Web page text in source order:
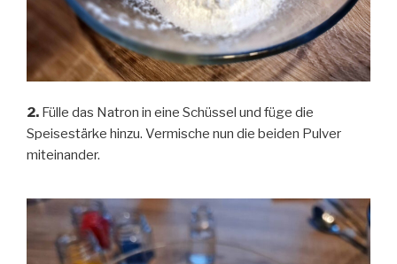
2. Fülle das Natron in eine Schüssel und füge die
Speisestärke hinzu. Vermische nun die beiden Pulver
miteinander.